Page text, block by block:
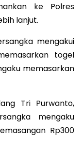
ke Polres
lanjut.
mengakui
togel
memasarkan
Tri Purwanto,
mengaku
Rp300